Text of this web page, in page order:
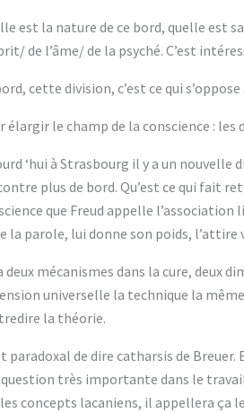
est la nature de ce bord, quelle est
de l’âme/ de la psyché. C’est
cette division, c’est ce qui s’oppose
élargir le champ de la conscience :
‘hui à Strasbourg il y a un
plus de bord. Qu’est ce qui fait
que Freud appelle
la parole, lui donne son poids, l’attire
deux mécanismes dans la cure, deux
universelle la technique la
la théorie.
paradoxal de dire catharsis de Breuer.
très importante dans le travail
concepts lacaniens, il appellera ça